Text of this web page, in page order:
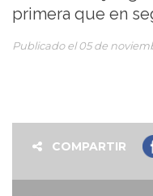
primera que en
Publicado el 05 de
COMPARTIR